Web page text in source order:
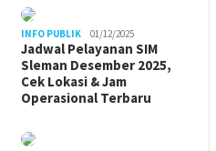
INFO PUBLIK 01/12/2025
Jadwal Pelayanan SIM
Sleman Desember 2025,
Cek Lokasi & Jam
Operasional Terbaru